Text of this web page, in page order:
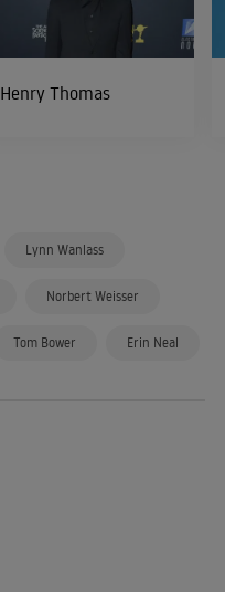
Henry Thomas
Lynn Wanlass
Norbert Weisser
Tom Bower Erin Neal